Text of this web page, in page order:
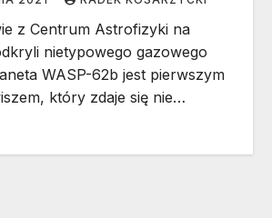
z Centrum Astrofizyki na
nietypowego gazowego
WASP-62b jest pierwszym
który zdaje się nie…